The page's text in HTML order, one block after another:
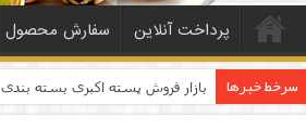
پرداخت آنلاین سفارش محصول
سرخط خبرها بازار فروش پسته اکبری بسته بندی